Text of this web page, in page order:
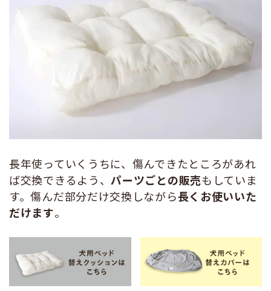
長年使っていくうちに、傷んできたところがあれ
ば交換できるよう、パーツごとの販売もしていま
す。傷んだ部分だけ交換しながら長くお使いいた
だけます。